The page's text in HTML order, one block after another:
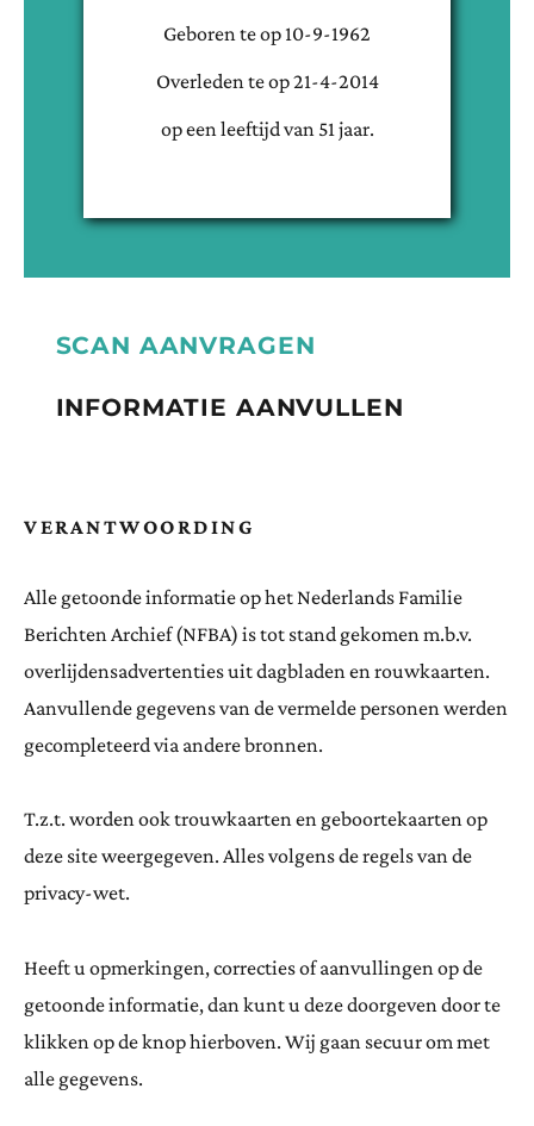
Geboren teop 10-9-1962
Overleden teop21-4-2014
op een leeftijd van 51 jaar.
SCAN AANVRAGEN
INFORMATIE AANVULLEN
VERANTWOORDING
Alle getoonde informatie op het Nederlands Familie
Berichten Archief (NFBA) is tot stand gekomen m.b.v.
overlijdensadvertenties uit dagbladen en rouwkaarten.
Aanvullende gegevens van de vermelde personen werden
gecompleteerd via andere bronnen.
T.z.t. worden ook trouwkaarten en geboortekaarten op
deze site weergegeven. Alles volgens de regels van de
privacy-wet.
Heeft u opmerkingen, correcties of aanvullingen op de
getoonde informatie, dan kunt u deze doorgeven door te
klikken op de knop hierboven. Wij gaan secuur om met
alle gegevens.